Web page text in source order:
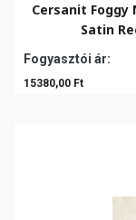
Cersanit
Satin
Fogyasztói ár:
15380,00 Ft